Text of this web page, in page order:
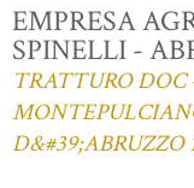
EMPRESA
SPINELLI -
TRATTURO DOC
D&#39;ABRUZZO